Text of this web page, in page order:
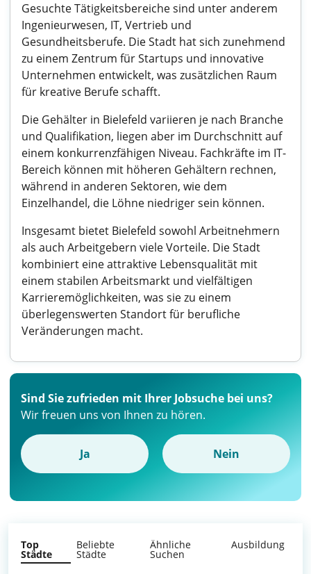
Gesuchte Tätigkeitsbereiche sind unter anderem
Ingenieurwesen, IT, Vertrieb und
Gesundheitsberufe. Die Stadt hat sich zunehmend
zu einem Zentrum für Startups und innovative
Unternehmen entwickelt, was zusätzlichen Raum
für kreative Berufe schafft.
Die Gehälter in Bielefeld variieren je nach Branche
und Qualifikation, liegen aber im Durchschnitt auf
einem konkurrenzfähigen Niveau. Fachkräfte im IT-
Bereich können mit höheren Gehältern rechnen,
während in anderen Sektoren, wie dem
Einzelhandel, die Löhne niedriger sein können.
Insgesamt bietet Bielefeld sowohl Arbeitnehmern
als auch Arbeitgebern viele Vorteile. Die Stadt
kombiniert eine attraktive Lebensqualität mit
einem stabilen Arbeitsmarkt und vielfältigen
Karrieremöglichkeiten, was sie zu einem
überlegenswerten Standort für berufliche
Veränderungen macht.
Sind Sie zufrieden mit Ihrer Jobsuche bei uns?
Wir freuen uns von Ihnen zu hören.
Ja Nein
Top
Städte
Beliebte
Städte
Ähnliche
Suchen
Ausbildung